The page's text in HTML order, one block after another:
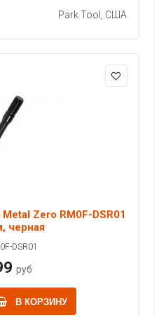
Park Tool, США
Zero RM0F-DSR01
черная
DSR01
руб
В КОРЗИНУ